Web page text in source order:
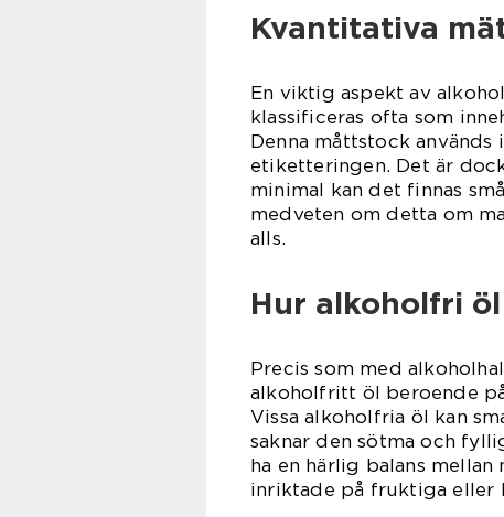
Kvantitativa
En viktig aspekt av
klassificeras ofta som
Denna måttstock
etiketteringen. Det är
minimal kan det finnas
medveten om detta om
alls.
Hur alkoholfri
Precis som med
alkoholfritt öl beroende
Vissa alkoholfria öl kan
saknar den sötma och
ha en härlig balans
inriktade på fruktiga eller